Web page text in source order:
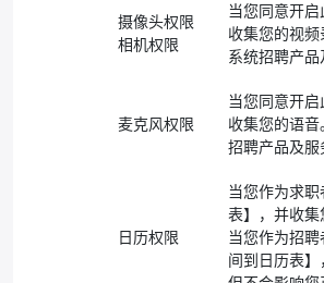
摄像头权限
相机权限
当您同意开
收集您的视
系统招聘产品
麦克风权限
当您同意开
收集您的语
招聘产品及服
日历权限
当您作为求
表】，并收集
当您作为招
间到日历表